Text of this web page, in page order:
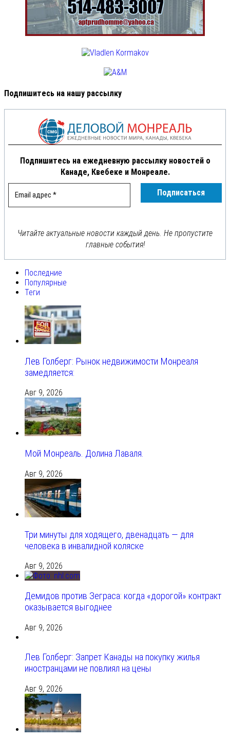
Подпишитесь на нашу рассылку
Подпишитесь на ежедневную рассылку новостей о
Канаде, Квебеке и Монреале.
Читайте актуальные новости каждый день. Не пропустите
главные события!
Последние
Популярные
Теги
Лев Голберг: Рынок недвижимости Монреаля
замедляется:
Авг 9, 2026
Мой Монреаль. Долина Лаваля.
Авг 9, 2026
Три минуты для ходящего, двенадцать — для
человека в инвалидной коляске
Авг 9, 2026
Демидов против Зеграса: когда «дорогой» контракт
оказывается выгоднее
Авг 9, 2026
Лев Голберг: Запрет Канады на покупку жилья
иностранцами не повлиял на цены
Авг 9, 2026